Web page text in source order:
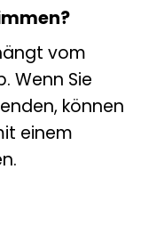
vom
Wenn Sie
können
einem